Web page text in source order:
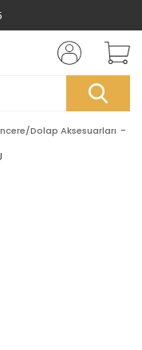
Dolap Aksesuarları